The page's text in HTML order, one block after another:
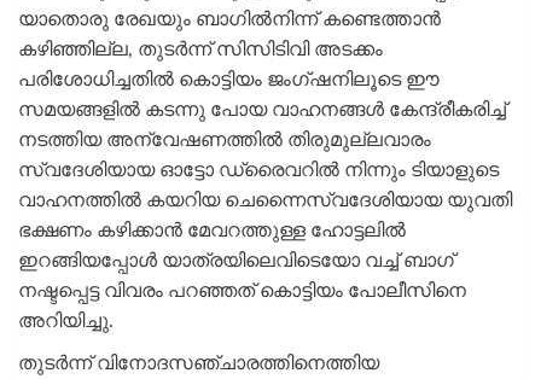
യാതൊരു രേഖയും ബാഗിൽനിന്ന് കണ്ടെത്താൻ
കഴിഞ്ഞില്ല, തുടർന്ന് സിസിടിവി അടക്കം
പരിശോധിച്ചതിൽ കൊട്ടിയം ജംഗ്ഷനിലൂടെ ഈ
സമയങ്ങളിൽ കടന്നു പോയ വാഹനങ്ങൾ കേന്ദ്രീകരിച്ച്
നടത്തിയ അന്വേഷണത്തിൽ തിരുമുല്ലവാരം
സ്വദേശിയായ ഓട്ടോ ഡ്രൈവറിൽ നിന്നും ടിയാളുടെ
വാഹനത്തിൽ കയറിയ ചെന്നൈസ്വദേശിയായ യുവതി
ഭക്ഷണം കഴിക്കാൻ മേവറത്തുള്ള ഹോട്ടലിൽ
ഇറങ്ങിയപ്പോൾ യാത്രയിലെവിടെയോ വച്ച് ബാഗ്
നഷ്ടപ്പെട്ട വിവരം പറഞ്ഞത് കൊട്ടിയം പോലീസിനെ
അറിയിച്ചു.
തുടർന്ന് വിനോദസഞ്ചാരത്തിനെത്തിയ